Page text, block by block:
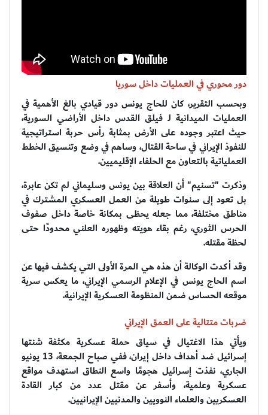
دور محوري في العمليات داخل سوريا
وبحسب التقرير، كان للحاج يونس دور قيادي بالغ الأهمية في
العمليات الميدانية لـ فيلق القدس داخل الأراضي السورية،
حيث اعتبر وجوده على الأرض بمثابة رأس حربة استراتيجية
للنفوذ الإيراني في ساحة القتال، وساهم في وضع وتنسيق الخطط
العملياتية بالتعاون مع الحلفاء الإقليميين.
وذكرت "تسنيم" أن العلاقة بين يونس وسليماني لم تكن عابرة،
بل تعود إلى سنوات طويلة من العمل العسكري المشترك في
مناطق مختلفة، مما جعله يحظى بمكانة خاصة داخل صفوف
الحرس الثوري، رغم بقاء هويته وظهوره العلني محدودًا حتى
لحظة مقتله.
وقد أكدت الوكالة أن هذه هي المرة الأولى التي يكشف فيها عن
اسم الحاج يونس في الإعلام الرسمي الإيراني، ما يعكس سرية
موقعه الحساس ضمن المنظومة العسكرية الإيرانية.
ضربات متتالية على العمق الإيراني
ويأتي هذا الاغتيال في سياق حملة عسكرية مكثفة شنتها
إسرائيل ضد أهداف داخل إيران، ففي صباح الجمعة، 13 يونيو
الجاري، نفذت إسرائيل هجومًا واسع النطاق استهدف مواقع
عسكرية وعلمية، وأسفر عن مقتل عدد من كبار القادة
العسكريين والعلماء النوويين والمدنيين الإيرانيين.